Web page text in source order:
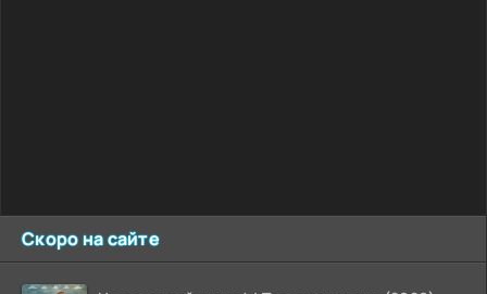
Скоро на сайте